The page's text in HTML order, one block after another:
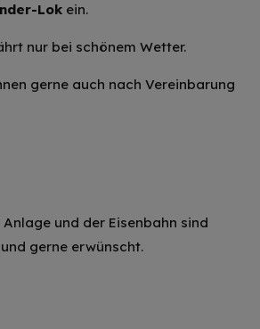
Lok ein.
nur bei schönem Wetter.
gerne auch nach Vereinbarung
und der Eisenbahn sind
gerne erwünscht.